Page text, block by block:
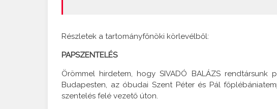
Részletek a tartományfőnöki körlevélből:
PAPSZENTELÉS
Örömmel hirdetem, hogy SIVADÓ BALÁZS rendtársunk
Budapesten, az óbudai Szent Péter és Pál
szentelés felé vezető úton.